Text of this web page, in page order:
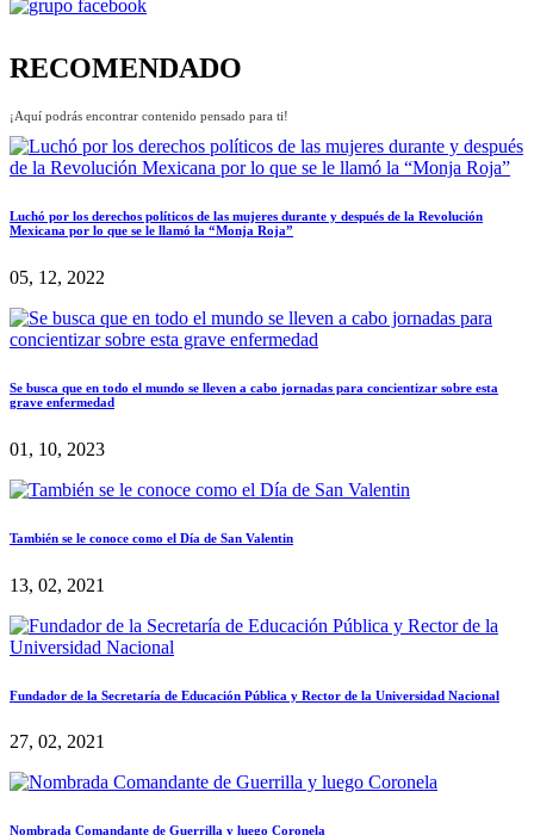
RECOMENDADO
¡Aquí podrás encontrar contenido pensado para ti!
Luchó por los derechos políticos de las mujeres durante y después de la Revolución
Mexicana por lo que se le llamó la “Monja Roja”
05, 12, 2022
Se busca que en todo el mundo se lleven a cabo jornadas para concientizar sobre esta
grave enfermedad
01, 10, 2023
También se le conoce como el Día de San Valentin
13, 02, 2021
Fundador de la Secretaría de Educación Pública y Rector de la Universidad Nacional
27, 02, 2021
Nombrada Comandante de Guerrilla y luego Coronela